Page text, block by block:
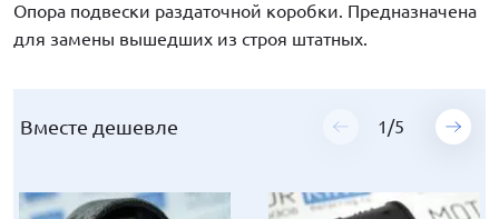
Опора подвески раздаточной коробки. Предназначена
для замены вышедших из строя штатных.
Вместе дешевле 1 /5
Вместе дешевле 1 /5
Вместе дешевле 1 /5
Вместе дешевле 1 /5
Вместе дешевле 1 /5